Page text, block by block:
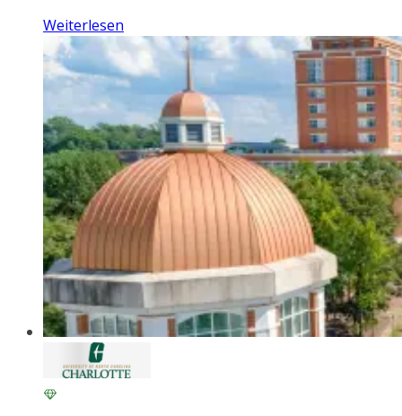
Weiterlesen